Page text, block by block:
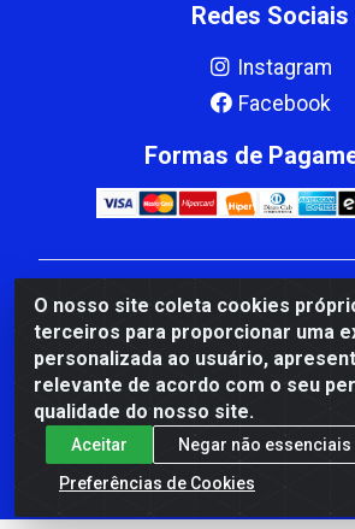
O nosso site coleta cookies
terceiros para proporcionar uma
personalizada ao usuário,
relevante de acordo com o seu
qualidade do nosso site.
Aceitar
Negar não essenciais
Preferências de Cookies
Redes Sociais
Instagram
Facebook
Formas de
CBP MACEDO COMERCIO PEÇAS
Mauro Miranda Madureira, 1249 -
de Itapemirim/ES - CEP 29.311-
00.502.680/0001-41